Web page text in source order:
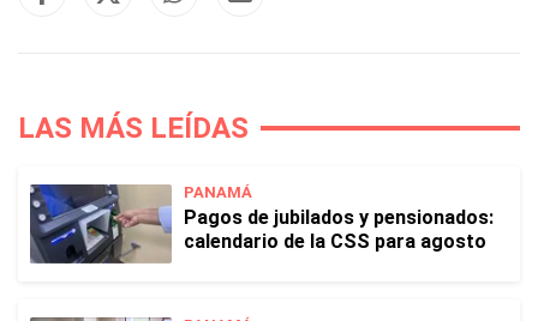
LAS MÁS LEÍDAS
PANAMÁ
Pagos de jubilados y pensionados:
calendario de la CSS para agosto